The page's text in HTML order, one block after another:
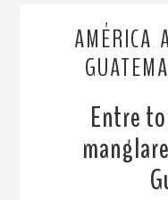
AMÉRICA
Entre